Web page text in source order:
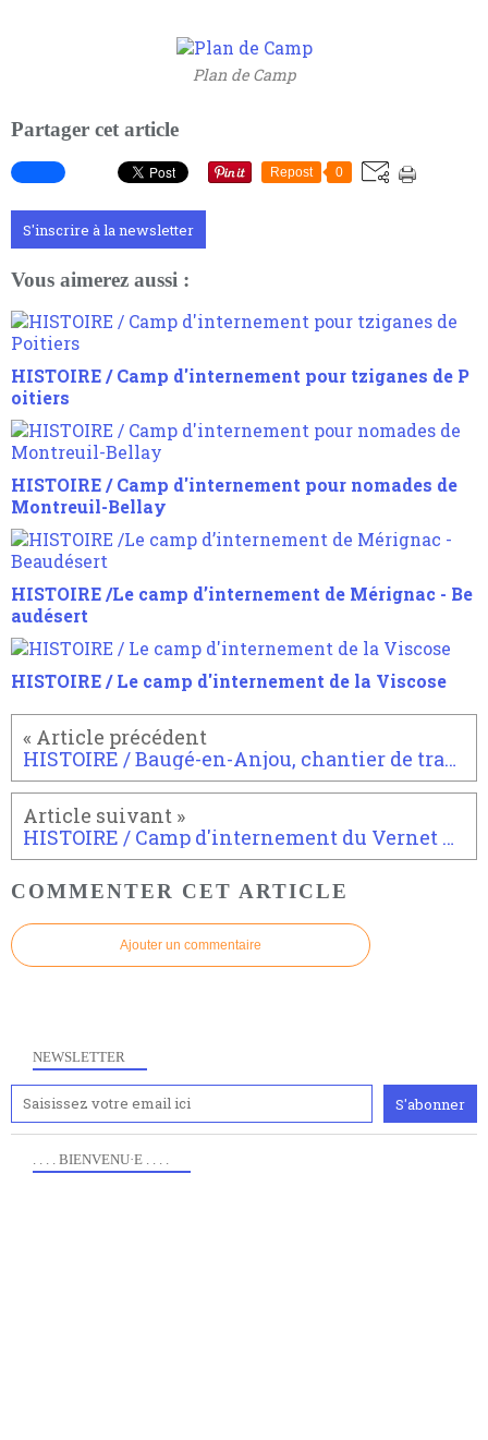
Plan de Camp
Partager cet article
Repost 0
S'inscrire à la newsletter
Vous aimerez aussi :
HISTOIRE / Camp d'internement pour tziganes de P
oitiers
HISTOIRE / Camp d'internement pour nomades de
Montreuil-Bellay
HISTOIRE /Le camp d’internement de Mérignac - Be
audésert
HISTOIRE / Le camp d'internement de la Viscose
HISTOIRE / Baugé-en-Anjou, chantier de travail forestier 1607 ou anti-chambre des camps de concentration
HISTOIRE / Camp d'internement du Vernet d'Ariège
COMMENTER CET ARTICLE
Ajouter un commentaire
NEWSLETTER
. . . . BIENVENU·E . . . .